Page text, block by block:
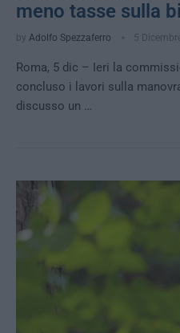
meno tasse sulla
by Adolfo Spezzaferro 5
Roma, 5 dic – Ieri la
concluso i lavori sulla
discusso un …